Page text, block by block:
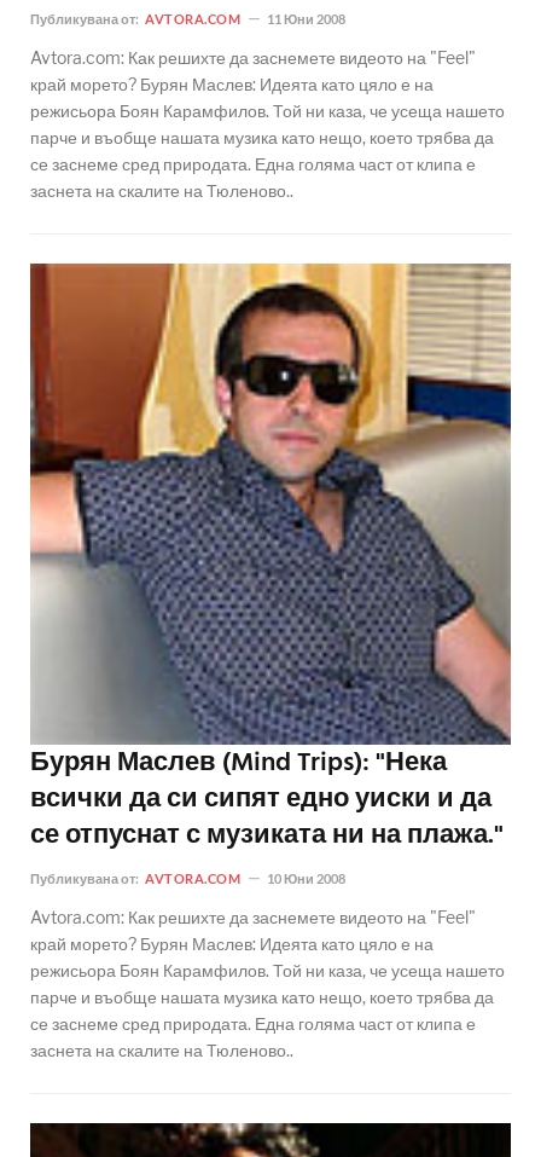
Публикувана от: AVTORA.COM 11 Юни 2008
Avtora.com: Как решихте да заснемете видеото на "Feel"
край морето? Бурян Маслев: Идеята като цяло е на
режисьора Боян Карамфилов. Той ни каза, че усеща нашето
парче и въобще нашата музика като нещо, което трябва да
се заснеме сред природата. Една голяма част от клипа е
заснета на скалите на Тюленово..
Бурян Маслев (Mind Trips): "Нека
всички да си сипят едно уиски и да
се отпуснат с музиката ни на плажа."
Публикувана от: AVTORA.COM 10 Юни 2008
Avtora.com: Как решихте да заснемете видеото на "Feel"
край морето? Бурян Маслев: Идеята като цяло е на
режисьора Боян Карамфилов. Той ни каза, че усеща нашето
парче и въобще нашата музика като нещо, което трябва да
се заснеме сред природата. Една голяма част от клипа е
заснета на скалите на Тюленово..